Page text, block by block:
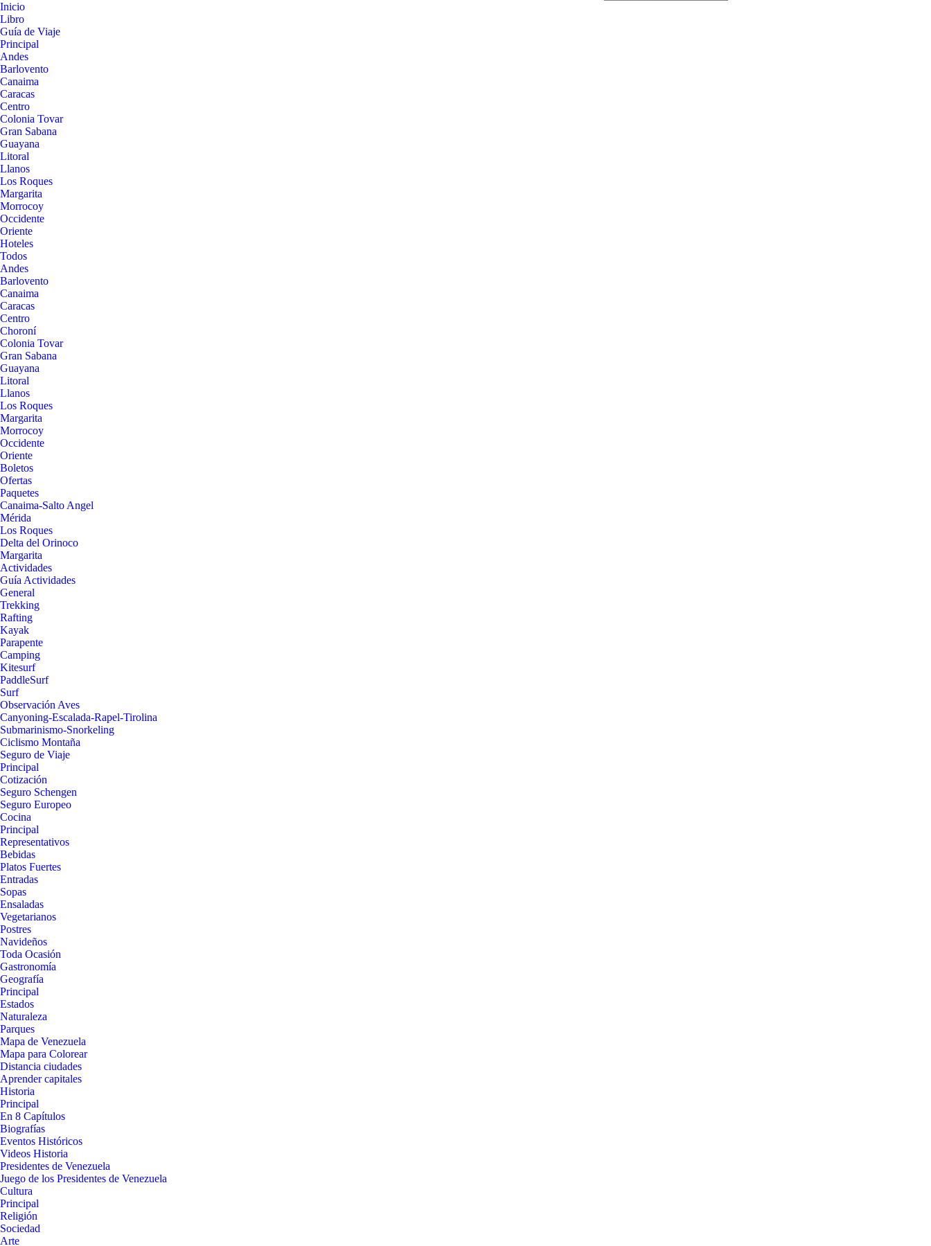
Inicio
Libro
Guía de Viaje
Principal
Andes
Barlovento
Canaima
Caracas
Centro
Colonia Tovar
Gran Sabana
Guayana
Litoral
Llanos
Los Roques
Margarita
Morrocoy
Occidente
Oriente
Hoteles
Todos
Andes
Barlovento
Canaima
Caracas
Centro
Choroní
Colonia Tovar
Gran Sabana
Guayana
Litoral
Llanos
Los Roques
Margarita
Morrocoy
Occidente
Oriente
Boletos
Ofertas
Paquetes
Canaima-Salto Angel
Mérida
Los Roques
Delta del Orinoco
Margarita
Actividades
Guía Actividades
General
Trekking
Rafting
Kayak
Parapente
Camping
Kitesurf
PaddleSurf
Surf
Observación Aves
Canyoning-Escalada-Rapel-Tirolina
Submarinismo-Snorkeling
Ciclismo Montaña
Seguro de Viaje
Principal
Cotización
Seguro Schengen
Seguro Europeo
Cocina
Principal
Representativos
Bebidas
Platos Fuertes
Entradas
Sopas
Ensaladas
Vegetarianos
Postres
Navideños
Toda Ocasión
Gastronomía
Geografía
Principal
Estados
Naturaleza
Parques
Mapa de Venezuela
Mapa para Colorear
Distancia ciudades
Aprender capitales
Historia
Principal
En 8 Capítulos
Biografías
Eventos Históricos
Videos Historia
Presidentes de Venezuela
Juego de los Presidentes de Venezuela
Cultura
Principal
Religión
Sociedad
Arte